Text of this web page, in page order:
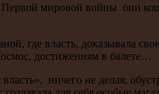
Первой мировой войны они
где власть, доказывала
достижениям в балете…
ничего не делая,